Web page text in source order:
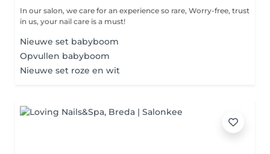
In our salon, we care for an experience so rare, Worry-free, trust
in us, your nail care is a must!
Nieuwe set babyboom
Opvullen babyboom
Nieuwe set roze en wit